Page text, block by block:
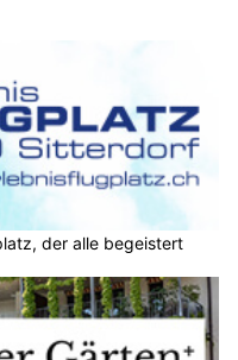
der alle begeistert